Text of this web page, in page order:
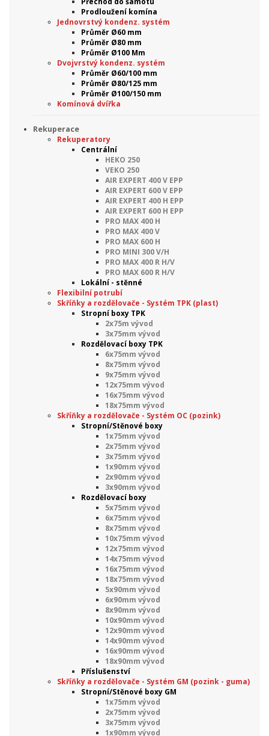
Prodloužení komína
Jednovrstvý kondenz. systém
Průměr Ø60 mm
Průměr Ø80 mm
Průměr Ø100 Mm
Dvojvrstvý kondenz. systém
Průměr Ø60/100 mm
Průměr Ø80/125 mm
Průměr Ø100/150 mm
Komínová dvířka
Rekuperace
Rekuperatory
Centrální
HEKO 250
VEKO 250
AIR EXPERT 400 V EPP
AIR EXPERT 600 V EPP
AIR EXPERT 400 H EPP
AIR EXPERT 600 H EPP
PRO MAX 400 H
PRO MAX 400 V
PRO MAX 600 H
PRO MINI 300 V/H
PRO MAX 400 R H/V
PRO MAX 600 R H/V
Lokální - stěnné
Flexibilní potrubí
Skříňky a rozdělovače - Systém TPK (plast)
Stropní boxy TPK
2x75m vývod
3x75mm vývod
Rozdělovací boxy TPK
6x75mm vývod
8x75mm vývod
9x75mm vývod
12x75mm vývod
16x75mm vývod
18x75mm vývod
Skříňky a rozdělovače - Systém OC (pozink)
Stropní/Stěnové boxy
1x75mm vývod
2x75mm vývod
3x75mm vývod
1x90mm vývod
2x90mm vývod
3x90mm vývod
Rozdělovací boxy
5x75mm vývod
6x75mm vývod
8x75mm vývod
10x75mm vývod
12x75mm vývod
14x75mm vývod
16x75mm vývod
18x75mm vývod
5x90mm vývod
6x90mm vývod
8x90mm vývod
10x90mm vývod
12x90mm vývod
14x90mm vývod
16x90mm vývod
18x90mm vývod
Příslušenství
Skříňky a rozdělovače - Systém GM (pozink - guma)
Stropní/Stěnové boxy GM
1x75mm vývod
2x75mm vývod
3x75mm vývod
1x90mm vývod